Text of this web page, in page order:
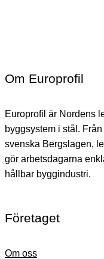
Om Europrofil
Europrofil är Nordens
byggsystem i stål.
svenska Bergslagen,
gör arbetsdagarna
hållbar byggindustri.
Företaget
Om oss